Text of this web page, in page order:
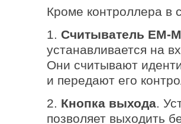
Кроме контроллера в
1. Считыватель EM-
устанавливается на
Они считывают
и передают его
2. Кнопка выхода.
позволяет выходить